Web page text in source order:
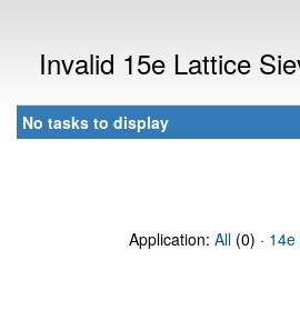
Invalid 15e Lattice
No tasks to display
Application: All (0) ·